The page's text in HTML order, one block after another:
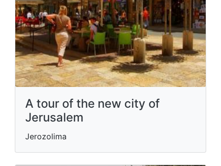
A tour of the new city of
Jerusalem
Jerozolima